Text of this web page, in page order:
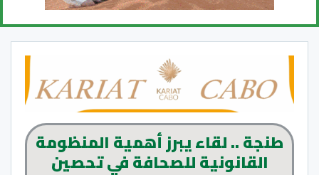
طنجة .. لقاء يبرز أهمية المنظومة
القانونية للصحافة في تحصين